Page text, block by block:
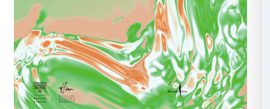
Accetta selezionati
Rifiuta